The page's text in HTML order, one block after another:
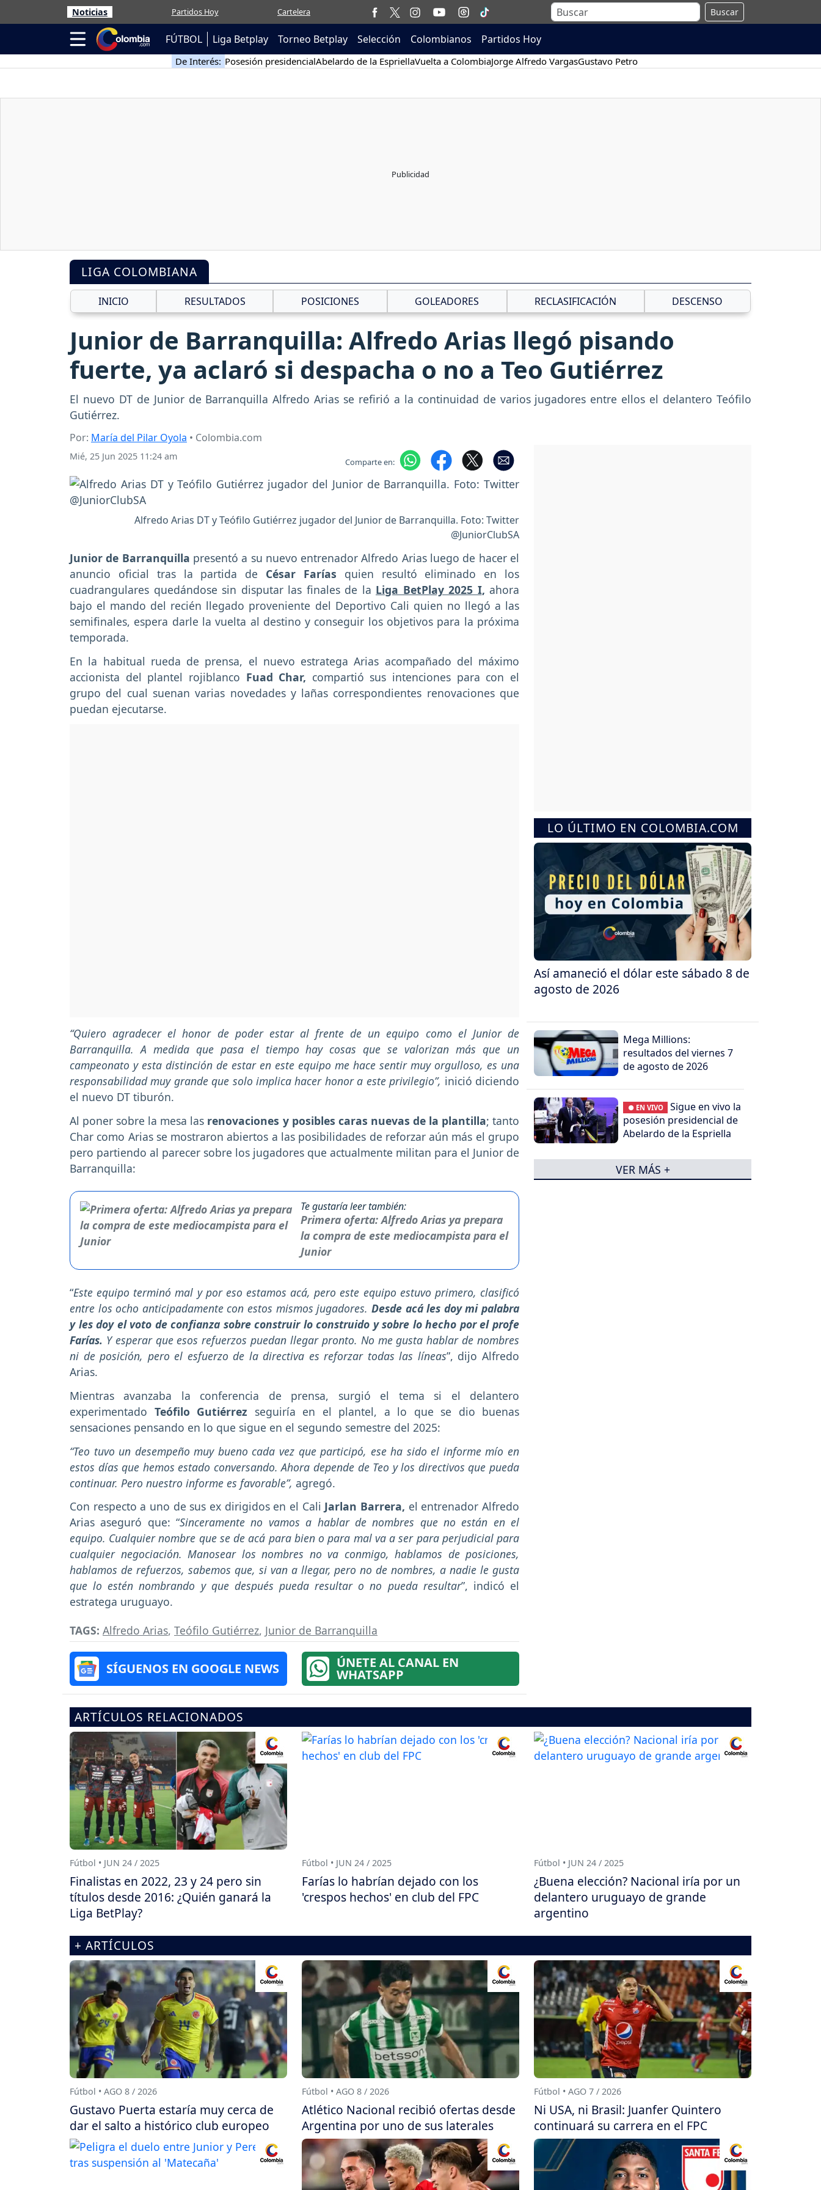
Noticias Partidos Hoy Cartelera Buscar
FÚTBOL Liga Betplay Torneo Betplay Selección Colombianos Partidos Hoy
De Interés: Posesión presidencialAbelardo de la EspriellaVuelta a ColombiaJorge Alfredo VargasGustavo Petro
LIGA COLOMBIANA
INICIO RESULTADOS POSICIONES GOLEADORES RECLASIFICACIÓN DESCENSO
Junior de Barranquilla: Alfredo Arias llegó pisando
fuerte, ya aclaró si despacha o no a Teo Gutiérrez
El nuevo DT de Junior de Barranquilla Alfredo Arias se refirió a la continuidad de varios jugadores entre ellos el delantero Teófilo
Gutiérrez.
Por: María del Pilar Oyola • Colombia.com
Mié, 25 Jun 2025 11:24 am Comparte en:
Alfredo Arias DT y Teófilo Gutiérrez jugador del Junior de Barranquilla. Foto: Twitter
@JuniorClubSA
Junior de Barranquilla presentó a su nuevo entrenador Alfredo Arias luego de hacer el
anuncio oficial tras la partida de César Farías quien resultó eliminado en los
cuadrangulares quedándose sin disputar las finales de la Liga BetPlay 2025 I, ahora
bajo el mando del recién llegado proveniente del Deportivo Cali quien no llegó a las
semifinales, espera darle la vuelta al destino y conseguir los objetivos para la próxima
temporada.
En la habitual rueda de prensa, el nuevo estratega Arias acompañado del máximo
accionista del plantel rojiblanco Fuad Char, compartió sus intenciones para con el
grupo del cual suenan varias novedades y lañas correspondientes renovaciones que
puedan ejecutarse.
“Quiero agradecer el honor de poder estar al frente de un equipo como el Junior de
Barranquilla. A medida que pasa el tiempo hay cosas que se valorizan más que un
campeonato y esta distinción de estar en este equipo me hace sentir muy orgulloso, es una
responsabilidad muy grande que solo implica hacer honor a este privilegio”, inició diciendo
el nuevo DT tiburón.
Al poner sobre la mesa las renovaciones y posibles caras nuevas de la plantilla; tanto
Char como Arias se mostraron abiertos a las posibilidades de reforzar aún más el grupo
pero partiendo al parecer sobre los jugadores que actualmente militan para el Junior de
Barranquilla:
Te gustaría leer también:
Primera oferta: Alfredo Arias ya prepara
la compra de este mediocampista para el
Junior
“Este equipo terminó mal y por eso estamos acá, pero este equipo estuvo primero, clasificó
entre los ocho anticipadamente con estos mismos jugadores. Desde acá les doy mi palabra
y les doy el voto de confianza sobre construir lo construido y sobre lo hecho por el profe
Farías. Y esperar que esos refuerzos puedan llegar pronto. No me gusta hablar de nombres
ni de posición, pero el esfuerzo de la directiva es reforzar todas las líneas”, dijo Alfredo
Arias.
Mientras avanzaba la conferencia de prensa, surgió el tema si el delantero
experimentado Teófilo Gutiérrez seguiría en el plantel, a lo que se dio buenas
sensaciones pensando en lo que sigue en el segundo semestre del 2025:
“Teo tuvo un desempeño muy bueno cada vez que participó, ese ha sido el informe mío en
estos días que hemos estado conversando. Ahora depende de Teo y los directivos que pueda
continuar. Pero nuestro informe es favorable”, agregó.
Con respecto a uno de sus ex dirigidos en el Cali Jarlan Barrera, el entrenador Alfredo
Arias aseguró que: “Sinceramente no vamos a hablar de nombres que no están en el
equipo. Cualquier nombre que se de acá para bien o para mal va a ser para perjudicial para
cualquier negociación. Manosear los nombres no va conmigo, hablamos de posiciones,
hablamos de refuerzos, sabemos que, si van a llegar, pero no de nombres, a nadie le gusta
que lo estén nombrando y que después pueda resultar o no pueda resultar”, indicó el
estratega uruguayo.
TAGS: Alfredo Arias, Teófilo Gutiérrez, Junior de Barranquilla
SÍGUENOS EN GOOGLE NEWS ÚNETE AL CANAL EN
WHATSAPP
LO ÚLTIMO EN COLOMBIA.COM
Así amaneció el dólar este sábado 8 de
agosto de 2026
Mega Millions:
resultados del viernes 7
de agosto de 2026
● EN VIVO
Sigue en vivo la
posesión presidencial de
Abelardo de la Espriella
VER MÁS +
ARTÍCULOS RELACIONADOS
Fútbol • JUN 24 / 2025
Finalistas en 2022, 23 y 24 pero sin
títulos desde 2016: ¿Quién ganará la
Liga BetPlay?
Fútbol • JUN 24 / 2025
Farías lo habrían dejado con los
'crespos hechos' en club del FPC
Fútbol • JUN 24 / 2025
¿Buena elección? Nacional iría por un
delantero uruguayo de grande
argentino
+ ARTÍCULOS
Fútbol • AGO 8 / 2026
Gustavo Puerta estaría muy cerca de
dar el salto a histórico club europeo
Fútbol • AGO 8 / 2026
Atlético Nacional recibió ofertas desde
Argentina por uno de sus laterales
Fútbol • AGO 7 / 2026
Ni USA, ni Brasil: Juanfer Quintero
continuará su carrera en el FPC